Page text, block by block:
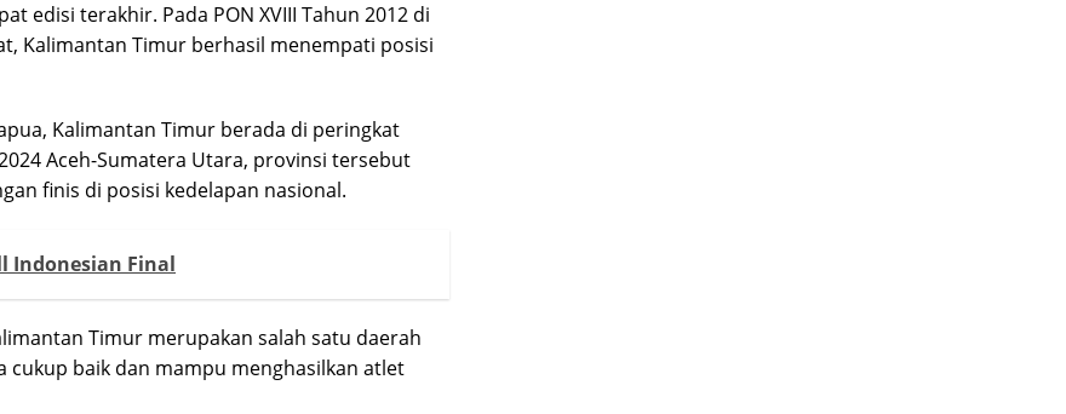
edisi terakhir. Pada PON XVIII Tahun 2012 di
Kalimantan Timur berhasil menempati posisi
Kalimantan Timur berada di peringkat
Aceh-Sumatera Utara, provinsi tersebut
finis di posisi kedelapan nasional.
Indonesian Final
Timur merupakan salah satu daerah
baik dan mampu menghasilkan atlet